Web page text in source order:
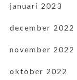
januari 2023
december 2022
november 2022
oktober 2022